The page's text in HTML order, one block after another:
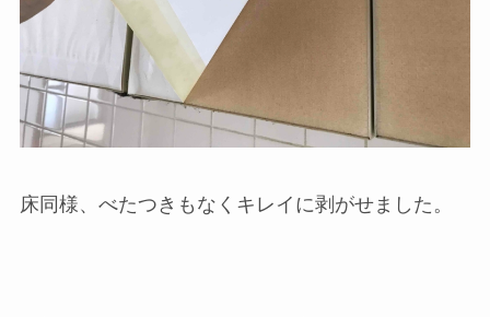
床同様、べたつきもなくキレイに剥がせました。